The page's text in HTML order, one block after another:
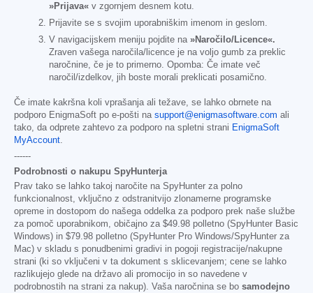
»Prijava« v zgornjem desnem kotu.
Prijavite se s svojim uporabniškim imenom in geslom.
V navigacijskem meniju pojdite na »Naročilo/Licence«.
Zraven vašega naročila/licence je na voljo gumb za preklic
naročnine, če je to primerno. Opomba: Če imate več
naročil/izdelkov, jih boste morali preklicati posamično.
Če imate kakršna koli vprašanja ali težave, se lahko obrnete na
podporo EnigmaSoft po e-pošti na support@enigmasoftware.com ali
tako, da odprete zahtevo za podporo na spletni strani EnigmaSoft
MyAccount.
------
Podrobnosti o nakupu SpyHunterja
Prav tako se lahko takoj naročite na SpyHunter za polno
funkcionalnost, vključno z odstranitvijo zlonamerne programske
opreme in dostopom do našega oddelka za podporo prek naše službe
za pomoč uporabnikom, običajno za $49.98 polletno (SpyHunter Basic
Windows) in $79.98 polletno (SpyHunter Pro Windows/SpyHunter za
Mac) v skladu s ponudbenimi gradivi in pogoji registracije/nakupne
strani (ki so vključeni v ta dokument s sklicevanjem; cene se lahko
razlikujejo glede na državo ali promocijo in so navedene v
podrobnostih na strani za nakup). Vaša naročnina se bo samodejno